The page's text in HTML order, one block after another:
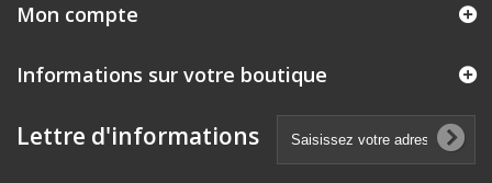
Mon compte
Informations sur votre boutique
Lettre d'informations